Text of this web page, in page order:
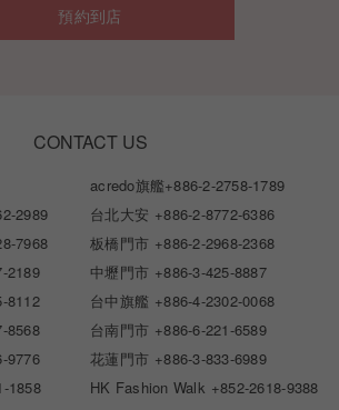
預約到店
CONTACT US
acredo旗艦+886-2-2758-1789
2989 台北大安 +886-2-8772-6386
7968 板橋門市 +886-2-2968-2368
2189 中壢門市 +886-3-425-8887
8112 台中旗艦 +886-4-2302-0068
8568 台南門市 +886-6-221-6589
9776 花蓮門市 +886-3-833-6989
1858 HK Fashion Walk +852-2618-9388